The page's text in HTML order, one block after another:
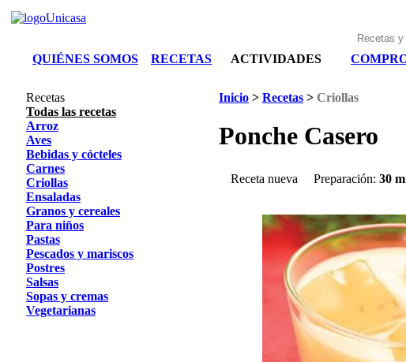
QUIÉNES SOMOS RECETAS ACTIVIDADES
Recetas
Todas las recetas
Arroz
Aves
Bebidas y cócteles
Carnes
Criollas
Ensaladas
Granos y cereales
Para niños
Pastas
Pescados y mariscos
Postres
Salsas
Sopas y cremas
Vegetarianas
Inicio > Recetas > Criollas
Ponche Casero
Receta nueva Preparación: 30